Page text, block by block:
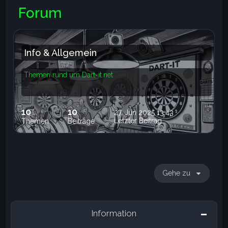
Forum
Info & Allgemein
Themen rund um Dart-it.net
10
Themen
10
Beiträge
27. Jun 2025 13:43
Letzter Beitrag
Gehe zu
Information